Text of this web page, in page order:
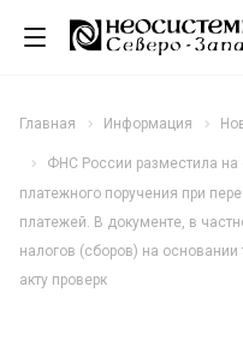
Главная Информация
ФНС России разместила на
платежного поручения при
платежей. В документе, в
налогов (сборов) на основании
акту проверк